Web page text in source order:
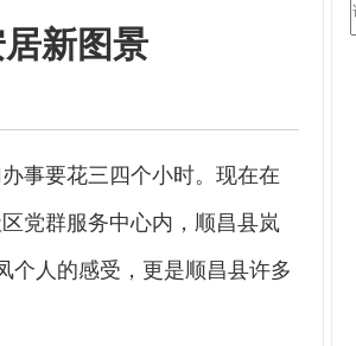
新图景
事要花三四个小时。现在在
党群服务中心内，顺昌县岚
个人的感受，更是顺昌县许多